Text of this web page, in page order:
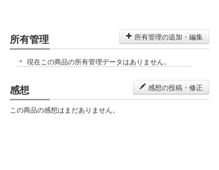
所有管理 所有管理の追加・編集
現在この商品の所有管理データはありません。
感想 感想の投稿・修正
この商品の感想はまだありません。